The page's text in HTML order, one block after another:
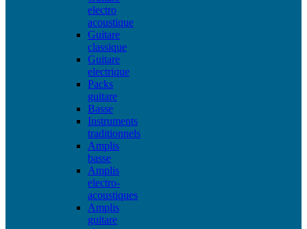
electro
acoustique
Guitare
classique
Guitare
electrique
Packs
guitare
Basse
Instruments
traditionnels
Amplis
basse
Amplis
electro-
acoustiques
Amplis
guitare